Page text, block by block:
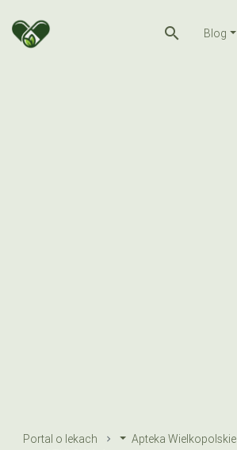
search Blog
Portal o lekach Apteka Wielkopolskie